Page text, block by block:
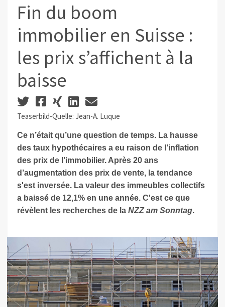
Fin du boom
immobilier en Suisse :
les prix s’affichent à la
baisse
Teaserbild-Quelle: Jean-A. Luque
Ce n’était qu’une question de temps. La hausse
des taux hypothécaires a eu raison de l’inflation
des prix de l’immobilier. Après 20 ans
d’augmentation des prix de vente, la tendance
s'est inversée. La valeur des immeubles collectifs
a baissé de 12,1% en une année. C'est ce que
révèlent les recherches de la NZZ am Sonntag.